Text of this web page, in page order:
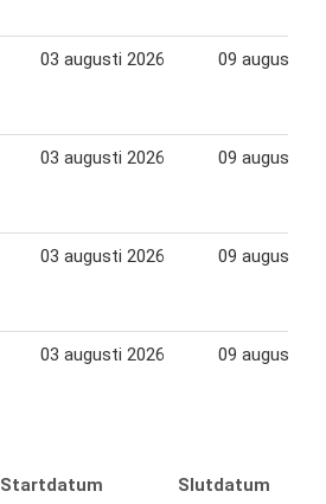
03 augusti 2026 09 augusti
03 augusti 2026 09 augusti
03 augusti 2026 09 augusti
03 augusti 2026 09 augusti
Startdatum Slutdatum